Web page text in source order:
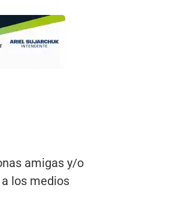
amigas y/o
los medios